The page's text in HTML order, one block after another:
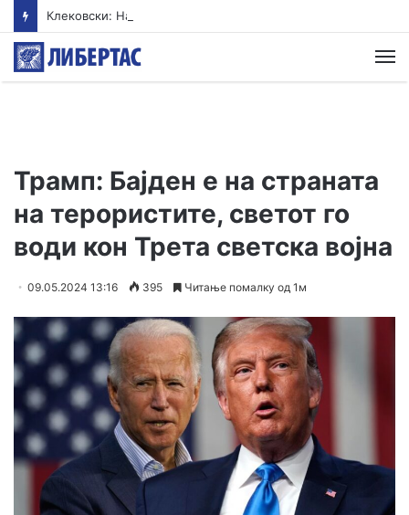
Трамп: Бајден е на страната
на терористите, светот го
води кон Трета светска војна
09.05.2024 13:16 395 Читање помалку од 1м